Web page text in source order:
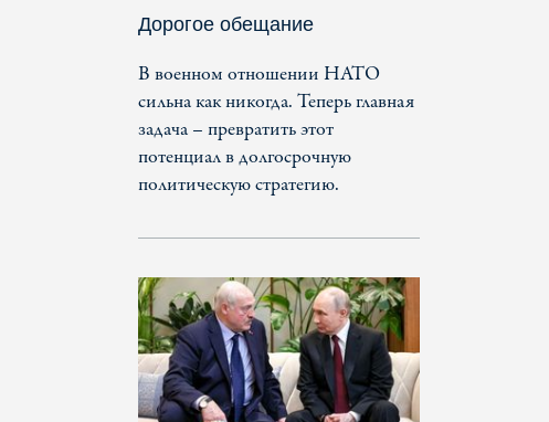
Дорогое обещание
В военном отношении НАТО
сильна как никогда. Теперь главная
задача – превратить этот
потенциал в долгосрочную
политическую стратегию.